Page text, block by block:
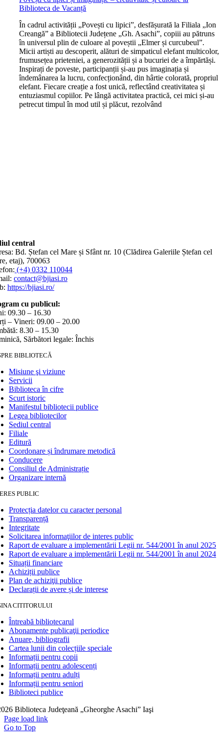
Biblioteca de Vacanță
În cadrul activității „Povești cu lipici”, desfășurată la Filiala „Ion
Creangă” a Bibliotecii Județene „Gh. Asachi”, copiii au pătruns
în universul plin de culoare al poveștii „Elmer și curcubeul”.
Micii artiști au descoperit, alături de simpaticul elefant multicolor,
frumusețea prieteniei, a generozității și a bucuriei de a împărtăși.
Inspirați de poveste, participanții și-au pus imaginația și
îndemânarea la lucru, confecționând, din hârtie colorată, propriul
elefant. Fiecare creație a fost unică, reflectând creativitatea și
entuziasmul copiilor. Pe lângă activitatea practică, cei mici și-au
petrecut timpul în mod util și plăcut, rezolvând
central
Bd. Ștefan cel Mare și Sfânt nr. 10 (Clădirea Galeriile Ștefan cel
etaj), 700063
(+4) 0332 110044
contact@bjiasi.ro
https://bjiasi.ro/
cu publicul:
09.30 – 16.30
– Vineri: 09.00 – 20.00
8.30 – 15.30
Sărbători legale: Închis
BIBLIOTECĂ
Misiune şi viziune
Servicii
Biblioteca în cifre
Scurt istoric
Manifestul bibliotecii publice
Legea bibliotecilor
Sediul central
Filiale
Editură
Coordonare și îndrumare metodică
Conducere
Consiliul de Administrație
Organizare internă
PUBLIC
Protecția datelor cu caracter personal
Transparență
Integritate
Solicitarea informaţiilor de interes public
Raport de evaluare a implementării Legii nr. 544/2001 în anul 2025
Raport de evaluare a implementării Legii nr. 544/2001 în anul 2024
Situații financiare
Achiziții publice
Plan de achiziţii publice
Declarații de avere și de interese
CITITORULUI
Întreabă bibliotecarul
Abonamente publicaţii periodice
Anuare, bibliografii
Cartea lunii din colecțiile speciale
Informații pentru copii
Informații pentru adolescenți
Informații pentru adulți
Informații pentru seniori
Biblioteci publice
Biblioteca Judeţeană „Gheorghe Asachi” Iaşi
Page load link
Go to Top